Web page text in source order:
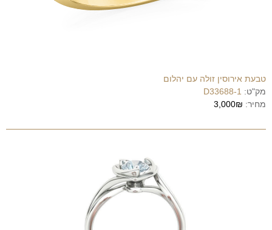
טבעת אירוסין זולה עם יהלום
מק"ט: D33688-1
מחיר: 3,000₪